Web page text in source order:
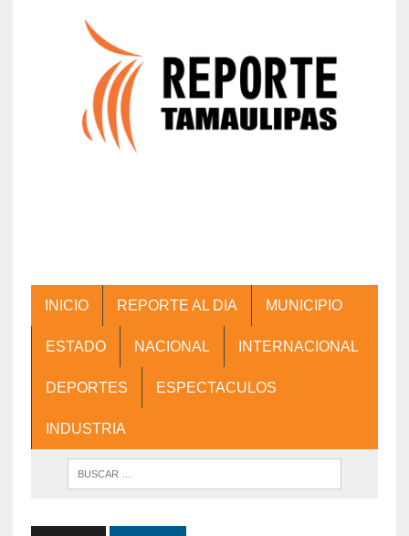
INICIO REPORTE AL DIA MUNICIPIO
ESTADO NACIONAL INTERNACIONAL
DEPORTES ESPECTACULOS
INDUSTRIA